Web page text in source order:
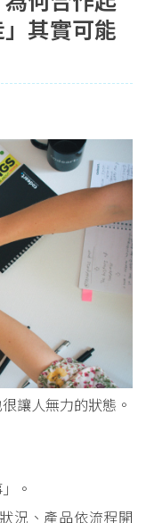
其實可能
讓人無力的狀態。
。
況、產品依流程開